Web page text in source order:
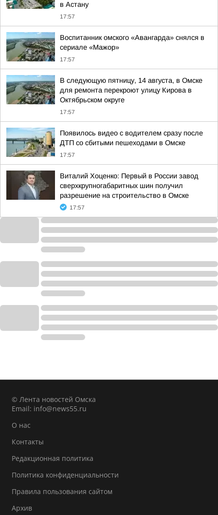
в Астану
17:57
Воспитанник омского «Авангарда» снялся в
сериале «Мажор»
17:57
В следующую пятницу, 14 августа, в Омске
для ремонта перекроют улицу Кирова в
Октябрьском округе
17:57
Появилось видео с водителем сразу после
ДТП со сбитыми пешеходами в Омске
17:57
Виталий Хоценко: Первый в России завод
сверхкрупногабаритных шин получил
разрешение на строительство в Омске
17:57
© Лента новостей Омска
Email: info@news55.ru
О нас
Контакты
Редакционная политика
Политика конфиденциальности
Правила пользования сайтом
Архив